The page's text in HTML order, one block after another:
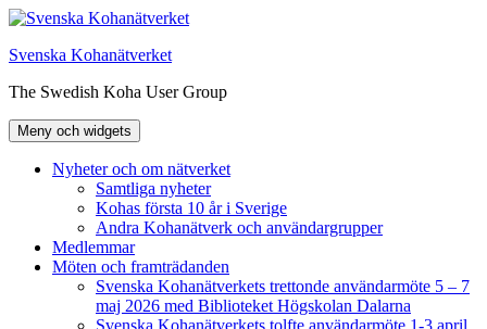
Hoppa
innehåll
Svenska Kohanätverket
The Swedish Koha User Group
Meny och widgets
Nyheter och om nätverket
Samtliga nyheter
Kohas första 10 år i Sverige
Andra Kohanätverk och användargrupper
Medlemmar
Möten och framträdanden
Svenska Kohanätverkets trettonde användarmöte 5 – 7
maj 2026 med Biblioteket Högskolan Dalarna
Svenska Kohanätverkets tolfte användarmöte 1-3 april